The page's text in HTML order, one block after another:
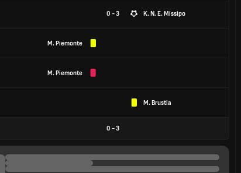
0 - 3 K. N. E. Missipo
M. Piemonte
M. Piemonte
M. Brustia
0 -3